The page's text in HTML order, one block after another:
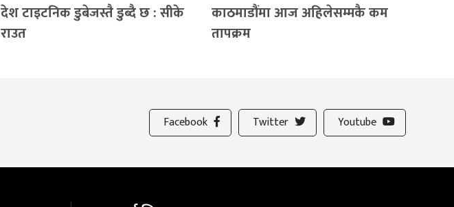
देश टाइटनिक डुबेजस्तै डुब्दै छ : सीके
राउत
काठमाडौंमा आज अहिलेसम्मकै कम
तापक्रम
Facebook Twitter Youtube